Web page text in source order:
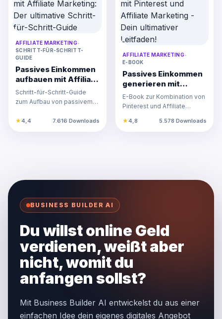
AFFILIATE MARKETING•
SCHRITT-FÜR-SCHRITT-
GUIDE
Passives Einkommen
aufbauen mit Affiliate
Marketing: Der
ultimative Schritt-
Schritt-für-Schritt-Guide
zum Aufbau von passivem
Marketing. Einfach erklär…
★4,4 7.616 Downloads
AFFILIATE MARKETING•
E-BOOK
Passives Einkommen
generieren mit
Pinterest und
Affiliate Marketing -
Leitfaden!
E-Book zur Kombination von
Pinterest und Affiliate
Einkommen. Schritt-für-Sc…
★4,8 5.578 Downloads
BUSINESS BUILDER AI
Du willst online Geld
verdienen, weißt aber
nicht, womit du
anfangen sollst?
Mit Business Builder AI entwickelst du aus einer
einfachen Idee dein eigenes digitales Angebot